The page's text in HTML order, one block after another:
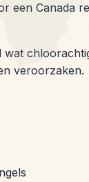
een Canada
veroorzaken.